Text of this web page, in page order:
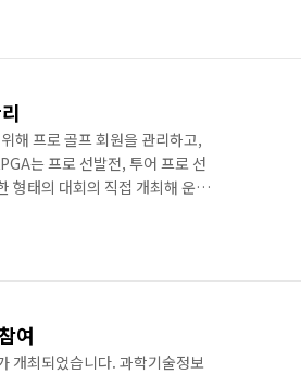
능을 탑재해 나감으로써, 보
고 있는지 확인해보시기 바랍니
해 프로 골프 회원을 관리하고,
는 프로 선발전, 투어 프로 선
형태의 대회의 직접 개최해 운영
된 대회에 비해 크게 증가한 회
이라는 해답을 찾게 되
여
개최되었습니다. 과학기술정보